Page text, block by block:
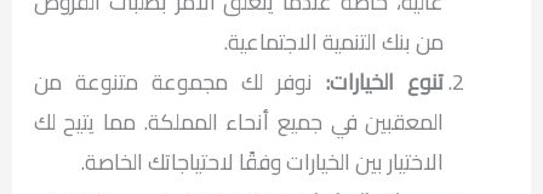
من بنك التنمية الاجتماعية.
تنوع الخيارات:نوفر لك مجموعة متنوعة من
المعقبين في جميع أنحاء المملكة. مما يتيح لك
الاختيار بين الخيارات وفقًا لاحتياجاتك الخاصة.